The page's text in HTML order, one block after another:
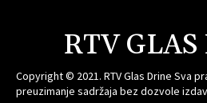
RTV
Copyright © 2021. RTV Glas Drine Sva
preuzimanje sadržaja bez dozvole